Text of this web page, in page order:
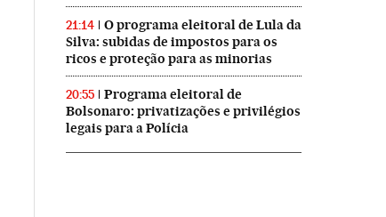
21:14
O programa eleitoral de Lula da
Silva: subidas de impostos para os
ricos e proteção para as minorias
20:55
Programa eleitoral de
Bolsonaro: privatizações e privilégios
legais para a Polícia